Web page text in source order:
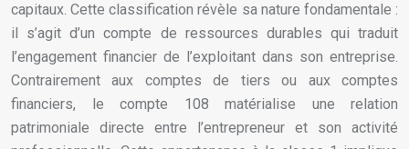
capitaux. Cette classification révèle sa nature fondamentale :
il s’agit d’un compte de ressources durables qui traduit
l’engagement financier de l’exploitant dans son entreprise.
Contrairement aux comptes de tiers ou aux comptes
financiers, le compte 108 matérialise une relation
patrimoniale directe entre l’entrepreneur et son activité